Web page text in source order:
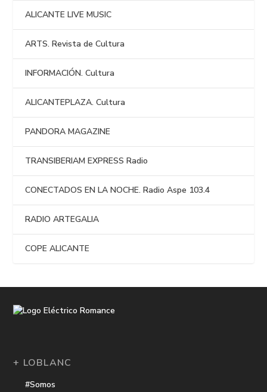
ALICANTE LIVE MUSIC
ARTS. Revista de Cultura
INFORMACIÓN. Cultura
ALICANTEPLAZA. Cultura
PANDORA MAGAZINE
TRANSIBERIAM EXPRESS Radio
CONECTADOS EN LA NOCHE. Radio Aspe 103.4
RADIO ARTEGALIA
COPE ALICANTE
+ LOBLANC
#Somos